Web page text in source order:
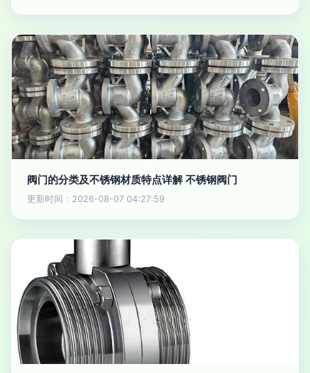
阀门的分类及不锈钢材质特点详解 不锈钢阀门
更新时间：2026-08-07 04:27:59